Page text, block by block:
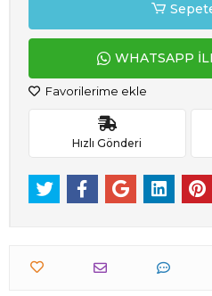
WHATSAPP
Favorilerime ekle
Hızlı Gönderi